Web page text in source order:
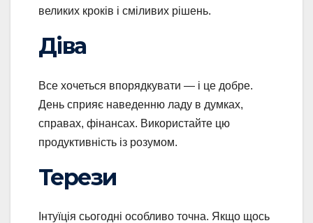
великих кроків і сміливих рішень.
Діва
Все хочеться впорядкувати — і це добре.
День сприяє наведенню ладу в думках,
справах, фінансах. Використайте цю
продуктивність із розумом.
Терези
Інтуїція сьогодні особливо точна. Якщо щось